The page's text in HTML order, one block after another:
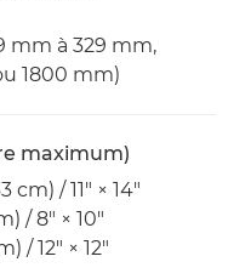
mm à 329 mm,
1800 mm)
maximum)
cm) / 11" × 14"
/ 8" × 10"
/ 12" × 12"